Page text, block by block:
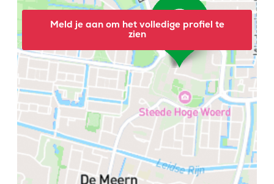
Meld je aan om het volledige profiel te
zien